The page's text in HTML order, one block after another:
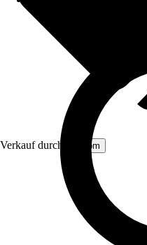
Verkauf durch: Aosom